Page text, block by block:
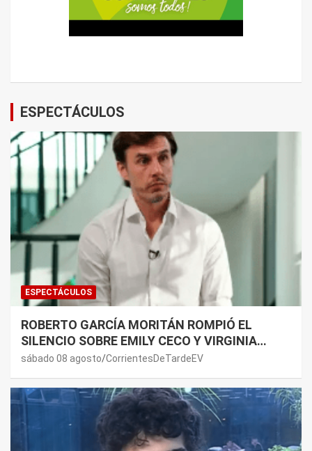
ESPECTÁCULOS
ESPECTÁCULOS
ROBERTO GARCÍA MORITÁN ROMPIÓ EL
SILENCIO SOBRE EMILY CECO Y VIRGINIA
GALLARDO: “DEDÍQUENSE A SUS VIDAS”
sábado 08 agosto CorrientesDeTardeEV